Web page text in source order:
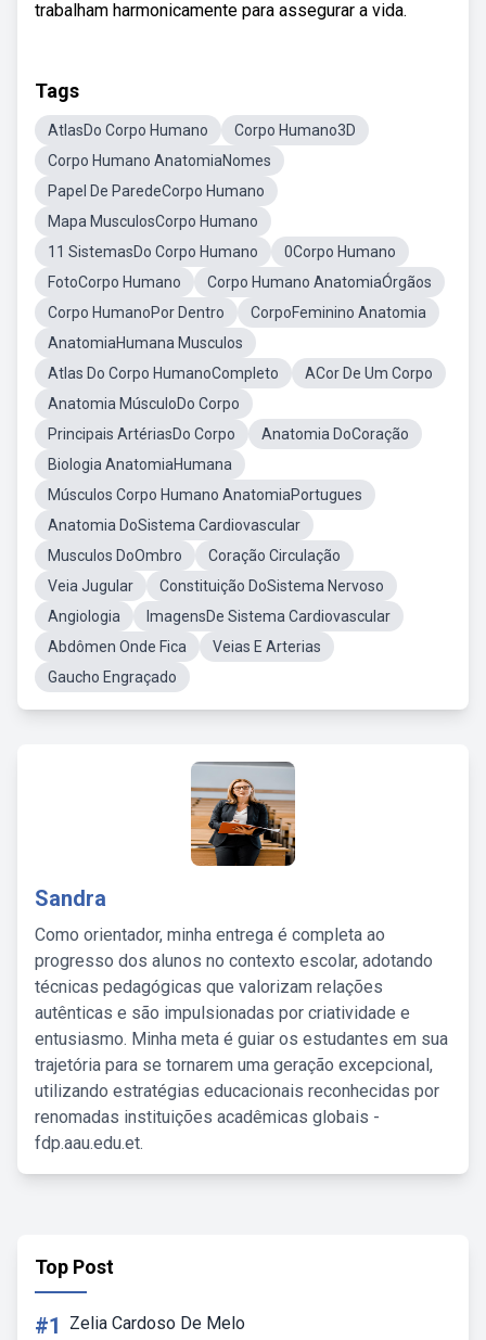
trabalham harmonicamente para assegurar a vida.
Tags
AtlasDo Corpo Humano
Corpo Humano3D
Corpo Humano AnatomiaNomes
Papel De ParedeCorpo Humano
Mapa MusculosCorpo Humano
11 SistemasDo Corpo Humano
0Corpo Humano
FotoCorpo Humano
Corpo Humano AnatomiaÓrgãos
Corpo HumanoPor Dentro
CorpoFeminino Anatomia
AnatomiaHumana Musculos
Atlas Do Corpo HumanoCompleto
ACor De Um Corpo
Anatomia MúsculoDo Corpo
Principais ArtériasDo Corpo
Anatomia DoCoração
Biologia AnatomiaHumana
Músculos Corpo Humano AnatomiaPortugues
Anatomia DoSistema Cardiovascular
Musculos DoOmbro
Coração Circulação
Veia Jugular
Constituição DoSistema Nervoso
Angiologia
ImagensDe Sistema Cardiovascular
Abdômen Onde Fica
Veias E Arterias
Gaucho Engraçado
Sandra
Como orientador, minha entrega é completa ao
progresso dos alunos no contexto escolar, adotando
técnicas pedagógicas que valorizam relações
autênticas e são impulsionadas por criatividade e
entusiasmo. Minha meta é guiar os estudantes em sua
trajetória para se tornarem uma geração excepcional,
utilizando estratégias educacionais reconhecidas por
renomadas instituições acadêmicas globais -
fdp.aau.edu.et.
Top Post
#1 Zelia Cardoso De Melo